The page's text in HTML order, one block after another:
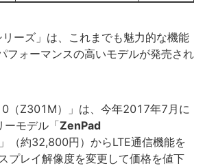
リーズ」は、これまでも魅力的な機能
フォーマンスの高いモデルが発売され
（Z301M）」は、今年2017年7月に
ーモデル「ZenPad
」（約32,800円）からLTE通信機能を
プレイ解像度を変更して価格を値下